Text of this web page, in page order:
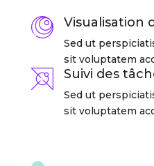
Visualisation
Sed ut
sit voluptatem
Suivi des
Sed ut
sit voluptatem